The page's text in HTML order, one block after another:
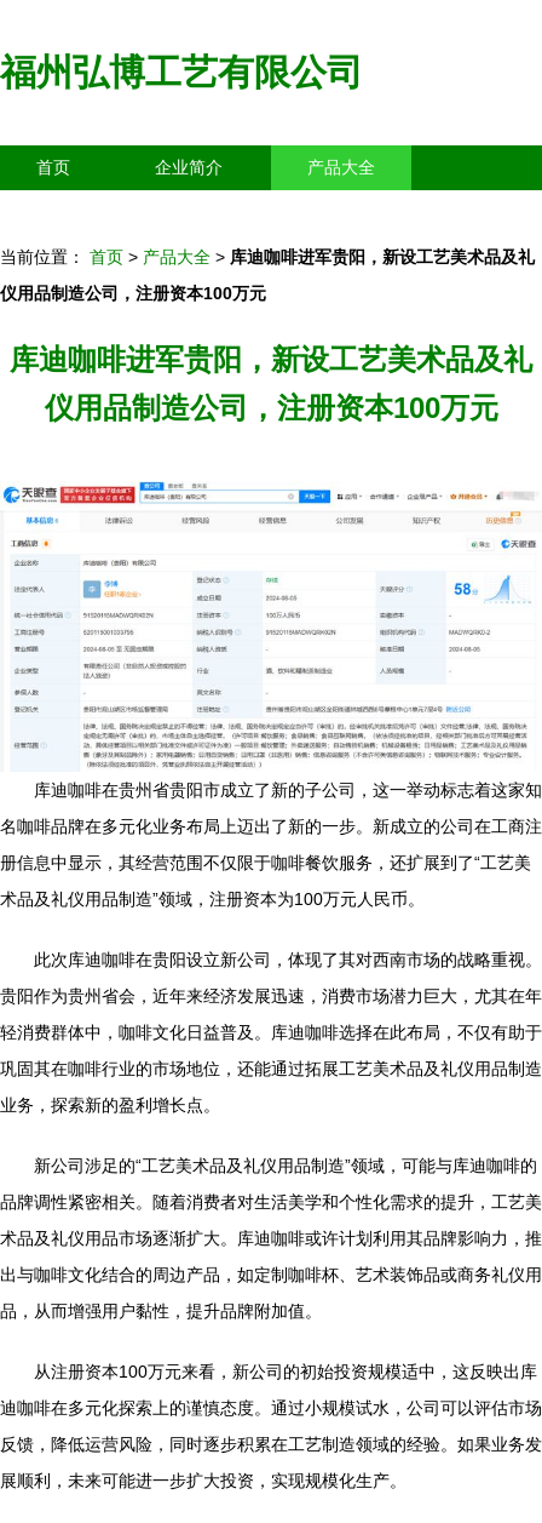
福州弘博工艺有限公司
首页 企业简介 产品大全
当前位置： 首页 > 产品大全 > 库迪咖啡进军贵阳，新设工艺美术品及礼
仪用品制造公司，注册资本100万元
库迪咖啡进军贵阳，新设工艺美术品及礼
仪用品制造公司，注册资本100万元
库迪咖啡在贵州省贵阳市成立了新的子公司，这一举动标志着这家知
名咖啡品牌在多元化业务布局上迈出了新的一步。新成立的公司在工商注
册信息中显示，其经营范围不仅限于咖啡餐饮服务，还扩展到了“工艺美
术品及礼仪用品制造”领域，注册资本为100万元人民币。
此次库迪咖啡在贵阳设立新公司，体现了其对西南市场的战略重视。
贵阳作为贵州省会，近年来经济发展迅速，消费市场潜力巨大，尤其在年
轻消费群体中，咖啡文化日益普及。库迪咖啡选择在此布局，不仅有助于
巩固其在咖啡行业的市场地位，还能通过拓展工艺美术品及礼仪用品制造
业务，探索新的盈利增长点。
新公司涉足的“工艺美术品及礼仪用品制造”领域，可能与库迪咖啡的
品牌调性紧密相关。随着消费者对生活美学和个性化需求的提升，工艺美
术品及礼仪用品市场逐渐扩大。库迪咖啡或许计划利用其品牌影响力，推
出与咖啡文化结合的周边产品，如定制咖啡杯、艺术装饰品或商务礼仪用
品，从而增强用户黏性，提升品牌附加值。
从注册资本100万元来看，新公司的初始投资规模适中，这反映出库
迪咖啡在多元化探索上的谨慎态度。通过小规模试水，公司可以评估市场
反馈，降低运营风险，同时逐步积累在工艺制造领域的经验。如果业务发
展顺利，未来可能进一步扩大投资，实现规模化生产。